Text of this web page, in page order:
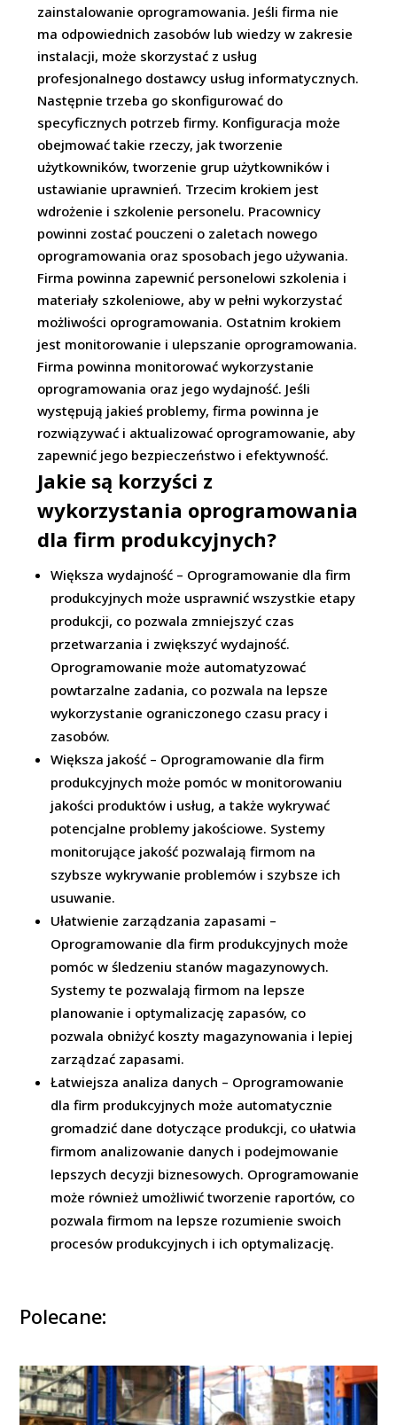
zainstalowanie oprogramowania. Jeśli firma nie
ma odpowiednich zasobów lub wiedzy w zakresie
instalacji, może skorzystać z usług
profesjonalnego dostawcy usług informatycznych.
Następnie trzeba go skonfigurować do
specyficznych potrzeb firmy. Konfiguracja może
obejmować takie rzeczy, jak tworzenie
użytkowników, tworzenie grup użytkowników i
ustawianie uprawnień. Trzecim krokiem jest
wdrożenie i szkolenie personelu. Pracownicy
powinni zostać pouczeni o zaletach nowego
oprogramowania oraz sposobach jego używania.
Firma powinna zapewnić personelowi szkolenia i
materiały szkoleniowe, aby w pełni wykorzystać
możliwości oprogramowania. Ostatnim krokiem
jest monitorowanie i ulepszanie oprogramowania.
Firma powinna monitorować wykorzystanie
oprogramowania oraz jego wydajność. Jeśli
występują jakieś problemy, firma powinna je
rozwiązywać i aktualizować oprogramowanie, aby
zapewnić jego bezpieczeństwo i efektywność.
Jakie są korzyści z
wykorzystania oprogramowania
dla firm produkcyjnych?
Większa wydajność – Oprogramowanie dla firm
produkcyjnych może usprawnić wszystkie etapy
produkcji, co pozwala zmniejszyć czas
przetwarzania i zwiększyć wydajność.
Oprogramowanie może automatyzować
powtarzalne zadania, co pozwala na lepsze
wykorzystanie ograniczonego czasu pracy i
zasobów.
Większa jakość – Oprogramowanie dla firm
produkcyjnych może pomóc w monitorowaniu
jakości produktów i usług, a także wykrywać
potencjalne problemy jakościowe. Systemy
monitorujące jakość pozwalają firmom na
szybsze wykrywanie problemów i szybsze ich
usuwanie.
Ułatwienie zarządzania zapasami –
Oprogramowanie dla firm produkcyjnych może
pomóc w śledzeniu stanów magazynowych.
Systemy te pozwalają firmom na lepsze
planowanie i optymalizację zapasów, co
pozwala obniżyć koszty magazynowania i lepiej
zarządzać zapasami.
Łatwiejsza analiza danych – Oprogramowanie
dla firm produkcyjnych może automatycznie
gromadzić dane dotyczące produkcji, co ułatwia
firmom analizowanie danych i podejmowanie
lepszych decyzji biznesowych. Oprogramowanie
może również umożliwić tworzenie raportów, co
pozwala firmom na lepsze rozumienie swoich
procesów produkcyjnych i ich optymalizację.
Polecane: